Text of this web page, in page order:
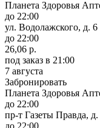
Планета Здоровья
до 22:00
ул. Водолажского, д.
до 22:00
26,06 р.
под заказ в 21:00
7 августа
Забронировать
Планета Здоровья
до 22:00
пр-т Газеты Правда,
до 22:00